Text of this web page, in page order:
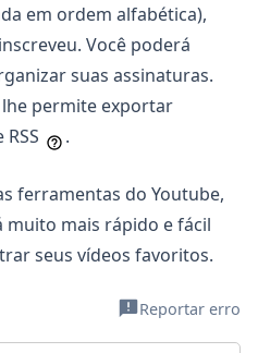
em ordem alfabética),
Você poderá
suas assinaturas.
permite exportar
.
ferramentas do Youtube,
muito mais rápido e fácil
seus vídeos favoritos.
Reportar erro